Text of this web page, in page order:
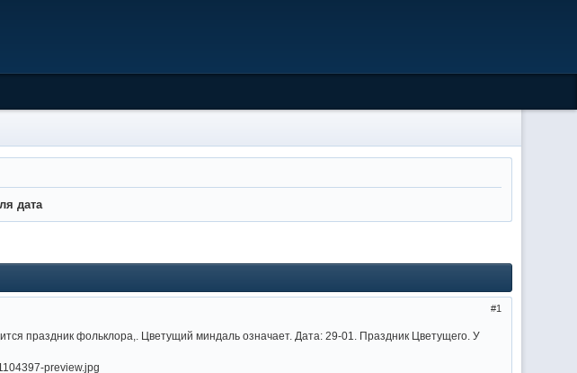
дата
1
праздник фольклора,. Цветущий миндаль означает. Дата: 29-01. Праздник Цветущего. У